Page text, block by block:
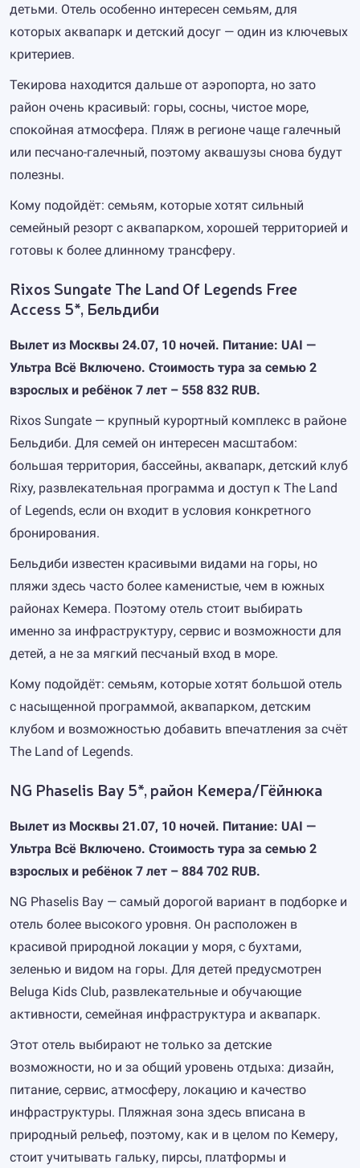
детьми. Отель особенно интересен семьям, для
которых аквапарк и детский досуг — один из ключевых
критериев.
Текирова находится дальше от аэропорта, но зато
район очень красивый: горы, сосны, чистое море,
спокойная атмосфера. Пляж в регионе чаще галечный
или песчано-галечный, поэтому аквашузы снова будут
полезны.
Кому подойдёт: семьям, которые хотят сильный
семейный резорт с аквапарком, хорошей территорией и
готовы к более длинному трансферу.
Rixos Sungate The Land Of Legends Free
Access 5*, Бельдиби
Вылет из Москвы 24.07, 10 ночей. Питание: UAI —
Ультра Всё Включено. Стоимость тура за семью 2
взрослых и ребёнок 7 лет – 558 832 RUB.
Rixos Sungate — крупный курортный комплекс в районе
Бельдиби. Для семей он интересен масштабом:
большая территория, бассейны, аквапарк, детский клуб
Rixy, развлекательная программа и доступ к The Land
of Legends, если он входит в условия конкретного
бронирования.
Бельдиби известен красивыми видами на горы, но
пляжи здесь часто более каменистые, чем в южных
районах Кемера. Поэтому отель стоит выбирать
именно за инфраструктуру, сервис и возможности для
детей, а не за мягкий песчаный вход в море.
Кому подойдёт: семьям, которые хотят большой отель
с насыщенной программой, аквапарком, детским
клубом и возможностью добавить впечатления за счёт
The Land of Legends.
NG Phaselis Bay 5*, район Кемера/Гёйнюка
Вылет из Москвы 21.07, 10 ночей. Питание: UAI —
Ультра Всё Включено. Стоимость тура за семью 2
взрослых и ребёнок 7 лет – 884 702 RUB.
NG Phaselis Bay — самый дорогой вариант в подборке и
отель более высокого уровня. Он расположен в
красивой природной локации у моря, с бухтами,
зеленью и видом на горы. Для детей предусмотрен
Beluga Kids Club, развлекательные и обучающие
активности, семейная инфраструктура и аквапарк.
Этот отель выбирают не только за детские
возможности, но и за общий уровень отдыха: дизайн,
питание, сервис, атмосферу, локацию и качество
инфраструктуры. Пляжная зона здесь вписана в
природный рельеф, поэтому, как и в целом по Кемеру,
стоит учитывать гальку, пирсы, платформы и